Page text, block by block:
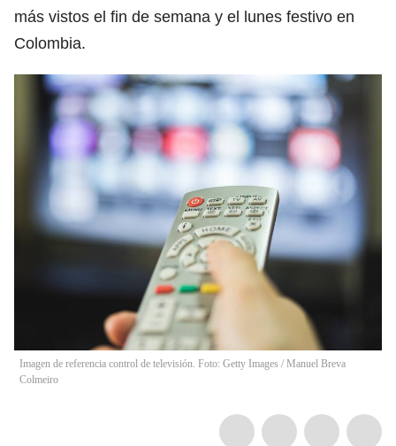
más vistos el fin de semana y el lunes festivo en
Colombia.
Imagen de referencia control de televisión. Foto: Getty Images / Manuel Breva
Colmeiro